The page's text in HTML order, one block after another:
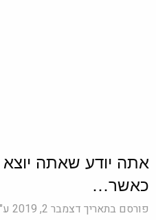
אתה יודע שאתה
כאשר…
פורסם בתאריך דצמבר 2, 2019 ע"י